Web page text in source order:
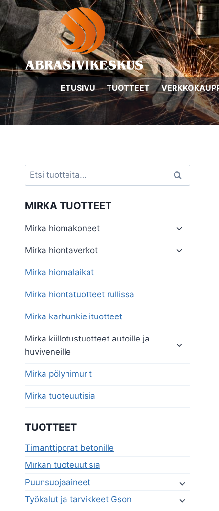
Siirry
sisältöön
ETUSIVU TUOTTEET
Etsi: Haku
MIRKA TUOTTEET
Mirka hiomakoneet
Toggle
menu
Mirka hiontaverkot
Toggle
Mirka hiomalaikat
Mirka hiontatuotteet rullissa
Mirka karhunkielituotteet
Mirka kiillotustuotteet autoille ja
huviveneille
child
Mirka pölynimurit
Mirka tuoteuutisia
TUOTTEET
Timanttiporat betonille
Mirkan tuoteuutisia
Puunsuojaaineet
Työkalut ja tarvikkeet Gson